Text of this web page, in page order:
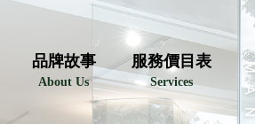
品牌故事
About Us
服務價目表
Services